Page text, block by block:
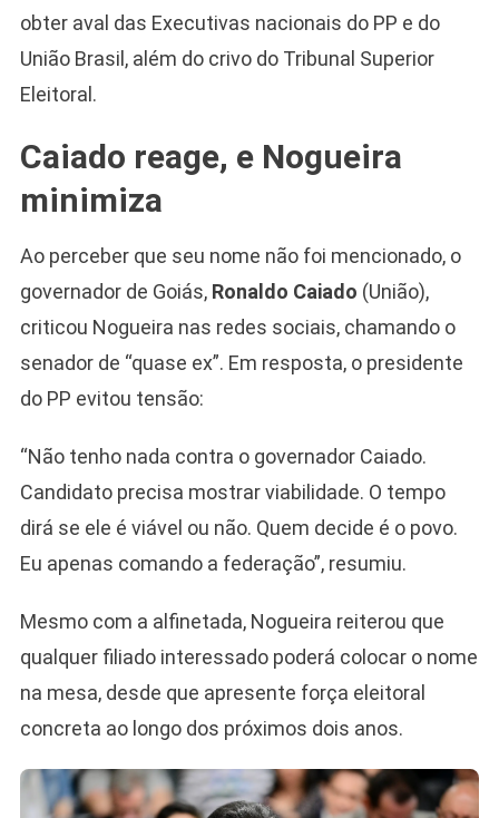
obter aval das Executivas nacionais do PP e do
União Brasil, além do crivo do Tribunal Superior
Eleitoral.
Caiado reage, e Nogueira
minimiza
Ao perceber que seu nome não foi mencionado, o
governador de Goiás, Ronaldo Caiado (União),
criticou Nogueira nas redes sociais, chamando o
senador de “quase ex”. Em resposta, o presidente
do PP evitou tensão:
“Não tenho nada contra o governador Caiado.
Candidato precisa mostrar viabilidade. O tempo
dirá se ele é viável ou não. Quem decide é o povo.
Eu apenas comando a federação”, resumiu.
Mesmo com a alfinetada, Nogueira reiterou que
qualquer filiado interessado poderá colocar o nome
na mesa, desde que apresente força eleitoral
concreta ao longo dos próximos dois anos.